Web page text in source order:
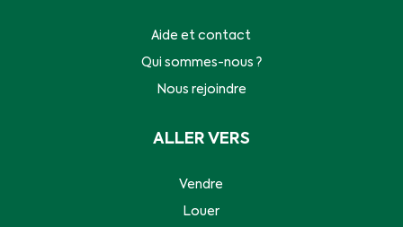
Aide et contact
Qui sommes-nous ?
Nous rejoindre
ALLER VERS
Vendre
Louer